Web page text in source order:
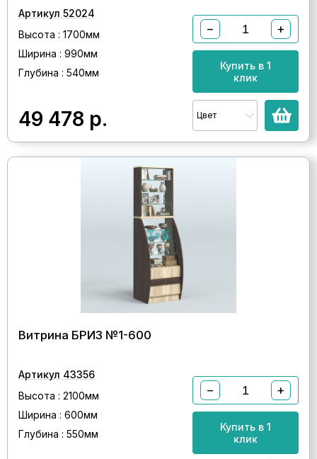
Артикул 52024
Высота : 1700мм
Ширина : 990мм
Глубина : 540мм
49 478 р.
− +
Купить в 1
клик
Цвет
Витрина БРИЗ №1-600
Артикул 43356
Высота : 2100мм
Ширина : 600мм
Глубина : 550мм
− +
Купить в 1
клик